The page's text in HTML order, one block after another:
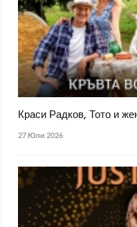
Краси Радков, Тото и
27 Юли 2026